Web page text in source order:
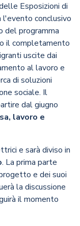
Esposizioni di
conclusivo
del programma
il completamento
uscite dai
al lavoro e
di soluzioni
sociale. Il
dal giugno
lavoro e
e sarà diviso in
. La prima parte
e dei suoi
la discussione
il momento